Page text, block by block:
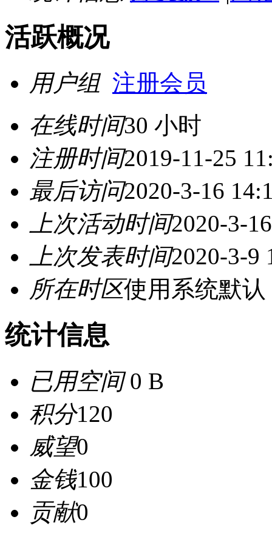
活跃概况
用户组 注册会员
在线时间30 小时
注册时间2019-11-25
最后访问2020-3-16
上次活动时间2020-3-
上次发表时间2020-3-9
所在时区使用系统默认
统计信息
已用空间0 B
积分120
威望0
金钱100
贡献0